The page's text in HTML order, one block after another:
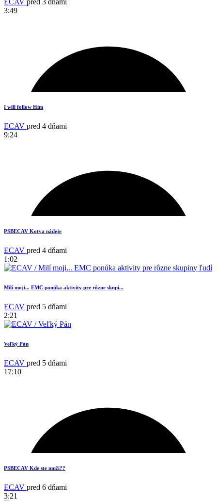
17
ECAV pred 3 dňami
3:49
1
I will follow Him
ECAV pred 4 dňami
9:24
PSBECAV Kotva nádeje
ECAV pred 4 dňami
1:02
Milí moji... EMC ponúka aktivity pre rôzne skupi...
ECAV pred 5 dňami
2:21
Veľký Pán
ECAV pred 5 dňami
17:10
PSBECAV Kde ste muži??
ECAV pred 6 dňami
3:21